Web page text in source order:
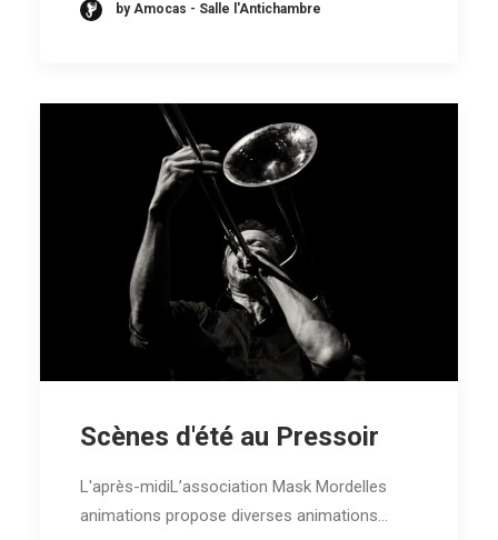
by Amocas - Salle l'Antichambre
Scènes d'été au Pressoir
L'après-midiL’association Mask Mordelles
animations propose diverses animations…